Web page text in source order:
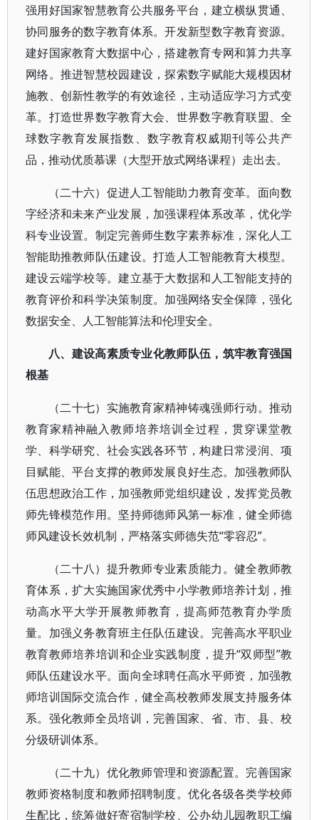
强用好国家智慧教育公共服务平台，建立横纵贯通、
协同服务的数字教育体系。开发新型数字教育资源。
建好国家教育大数据中心，搭建教育专网和算力共享
网络。推进智慧校园建设，探索数字赋能大规模因材
施教、创新性教学的有效途径，主动适应学习方式变
革。打造世界数字教育大会、世界数字教育联盟、全
球数字教育发展指数、数字教育权威期刊等公共产
品，推动优质慕课（大型开放式网络课程）走出去。
（二十六）促进人工智能助力教育变革。面向数
字经济和未来产业发展，加强课程体系改革，优化学
科专业设置。制定完善师生数字素养标准，深化人工
智能助推教师队伍建设。打造人工智能教育大模型。
建设云端学校等。建立基于大数据和人工智能支持的
教育评价和科学决策制度。加强网络安全保障，强化
数据安全、人工智能算法和伦理安全。
八、建设高素质专业化教师队伍，筑牢教育强国
根基
（二十七）实施教育家精神铸魂强师行动。推动
教育家精神融入教师培养培训全过程，贯穿课堂教
学、科学研究、社会实践各环节，构建日常浸润、项
目赋能、平台支撑的教师发展良好生态。加强教师队
伍思想政治工作，加强教师党组织建设，发挥党员教
师先锋模范作用。坚持师德师风第一标准，健全师德
师风建设长效机制，严格落实师德失范“零容忍”。
（二十八）提升教师专业素质能力。健全教师教
育体系，扩大实施国家优秀中小学教师培养计划，推
动高水平大学开展教师教育，提高师范教育办学质
量。加强义务教育班主任队伍建设。完善高水平职业
教育教师培养培训和企业实践制度，提升“双师型”教
师队伍建设水平。面向全球聘任高水平师资，加强教
师培训国际交流合作，健全高校教师发展支持服务体
系。强化教师全员培训，完善国家、省、市、县、校
分级研训体系。
（二十九）优化教师管理和资源配置。完善国家
教师资格制度和教师招聘制度。优化各级各类学校师
生配比，统筹做好寄宿制学校、公办幼儿园教职工编